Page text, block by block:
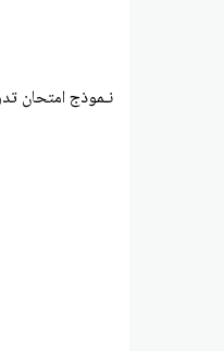
نـموذج امتحان